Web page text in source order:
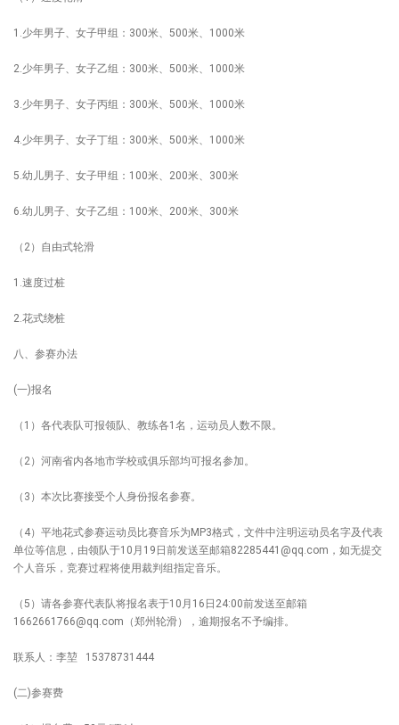
1.少年男子、女子甲组：300米、500米、1000米
2.少年男子、女子乙组：300米、500米、1000米
3.少年男子、女子丙组：300米、500米、1000米
4.少年男子、女子丁组：300米、500米、1000米
5.幼儿男子、女子甲组：100米、200米、300米
6.幼儿男子、女子乙组：100米、200米、300米
（2）自由式轮滑
1.速度过桩
2.花式绕桩
八、参赛办法
(一)报名
（1）各代表队可报领队、教练各1名，运动员人数不限。
（2）河南省内各地市学校或俱乐部均可报名参加。
（3）本次比赛接受个人身份报名参赛。
（4）平地花式参赛运动员比赛音乐为MP3格式，文件中注明运动员名字及代表
单位等信息，由领队于10月19日前发送至邮箱82285441@qq.com，如无提交
个人音乐，竞赛过程将使用裁判组指定音乐。
（5）请各参赛代表队将报名表于10月16日24:00前发送至邮箱
1662661766@qq.com（郑州轮滑），逾期报名不予编排。
联系人：李堃 15378731444
(二)参赛费